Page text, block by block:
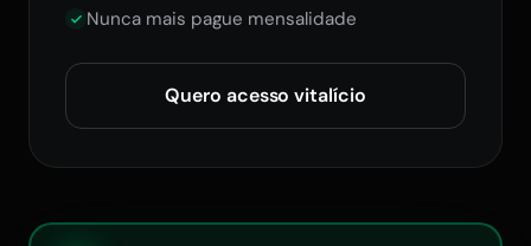
Nunca mais pague mensalidade
Quero acesso vitalício